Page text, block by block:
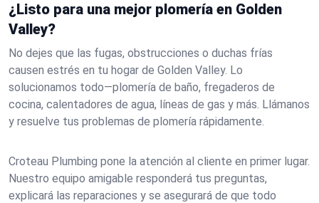
¿Listo para una mejor plomería en Golden
Valley?
No dejes que las fugas, obstrucciones o duchas frías
causen estrés en tu hogar de Golden Valley. Lo
solucionamos todo—plomería de baño, fregaderos de
cocina, calentadores de agua, líneas de gas y más. Llámanos
y resuelve tus problemas de plomería rápidamente.
Croteau Plumbing pone la atención al cliente en primer lugar.
Nuestro equipo amigable responderá tus preguntas,
explicará las reparaciones y se asegurará de que todo